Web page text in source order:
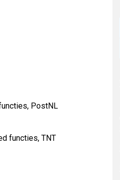
PostNL
functies, TNT